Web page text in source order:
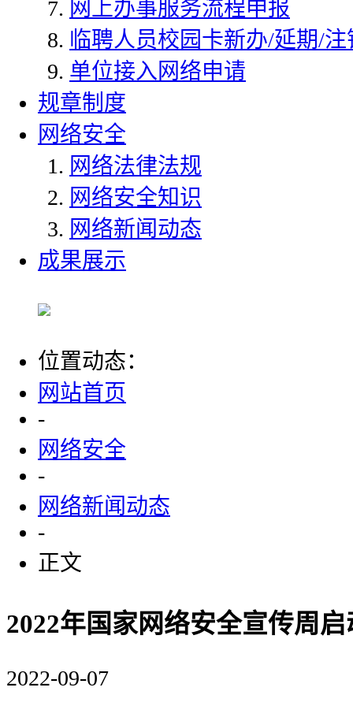
网上办事服务流程申报
临聘人员校园卡新办/延期/注
单位接入网络申请
规章制度
网络安全
网络法律法规
网络安全知识
网络新闻动态
成果展示
位置动态：
网站首页
-
网络安全
-
网络新闻动态
-
正文
2022年国家网络安全宣传周启
2022-09-07